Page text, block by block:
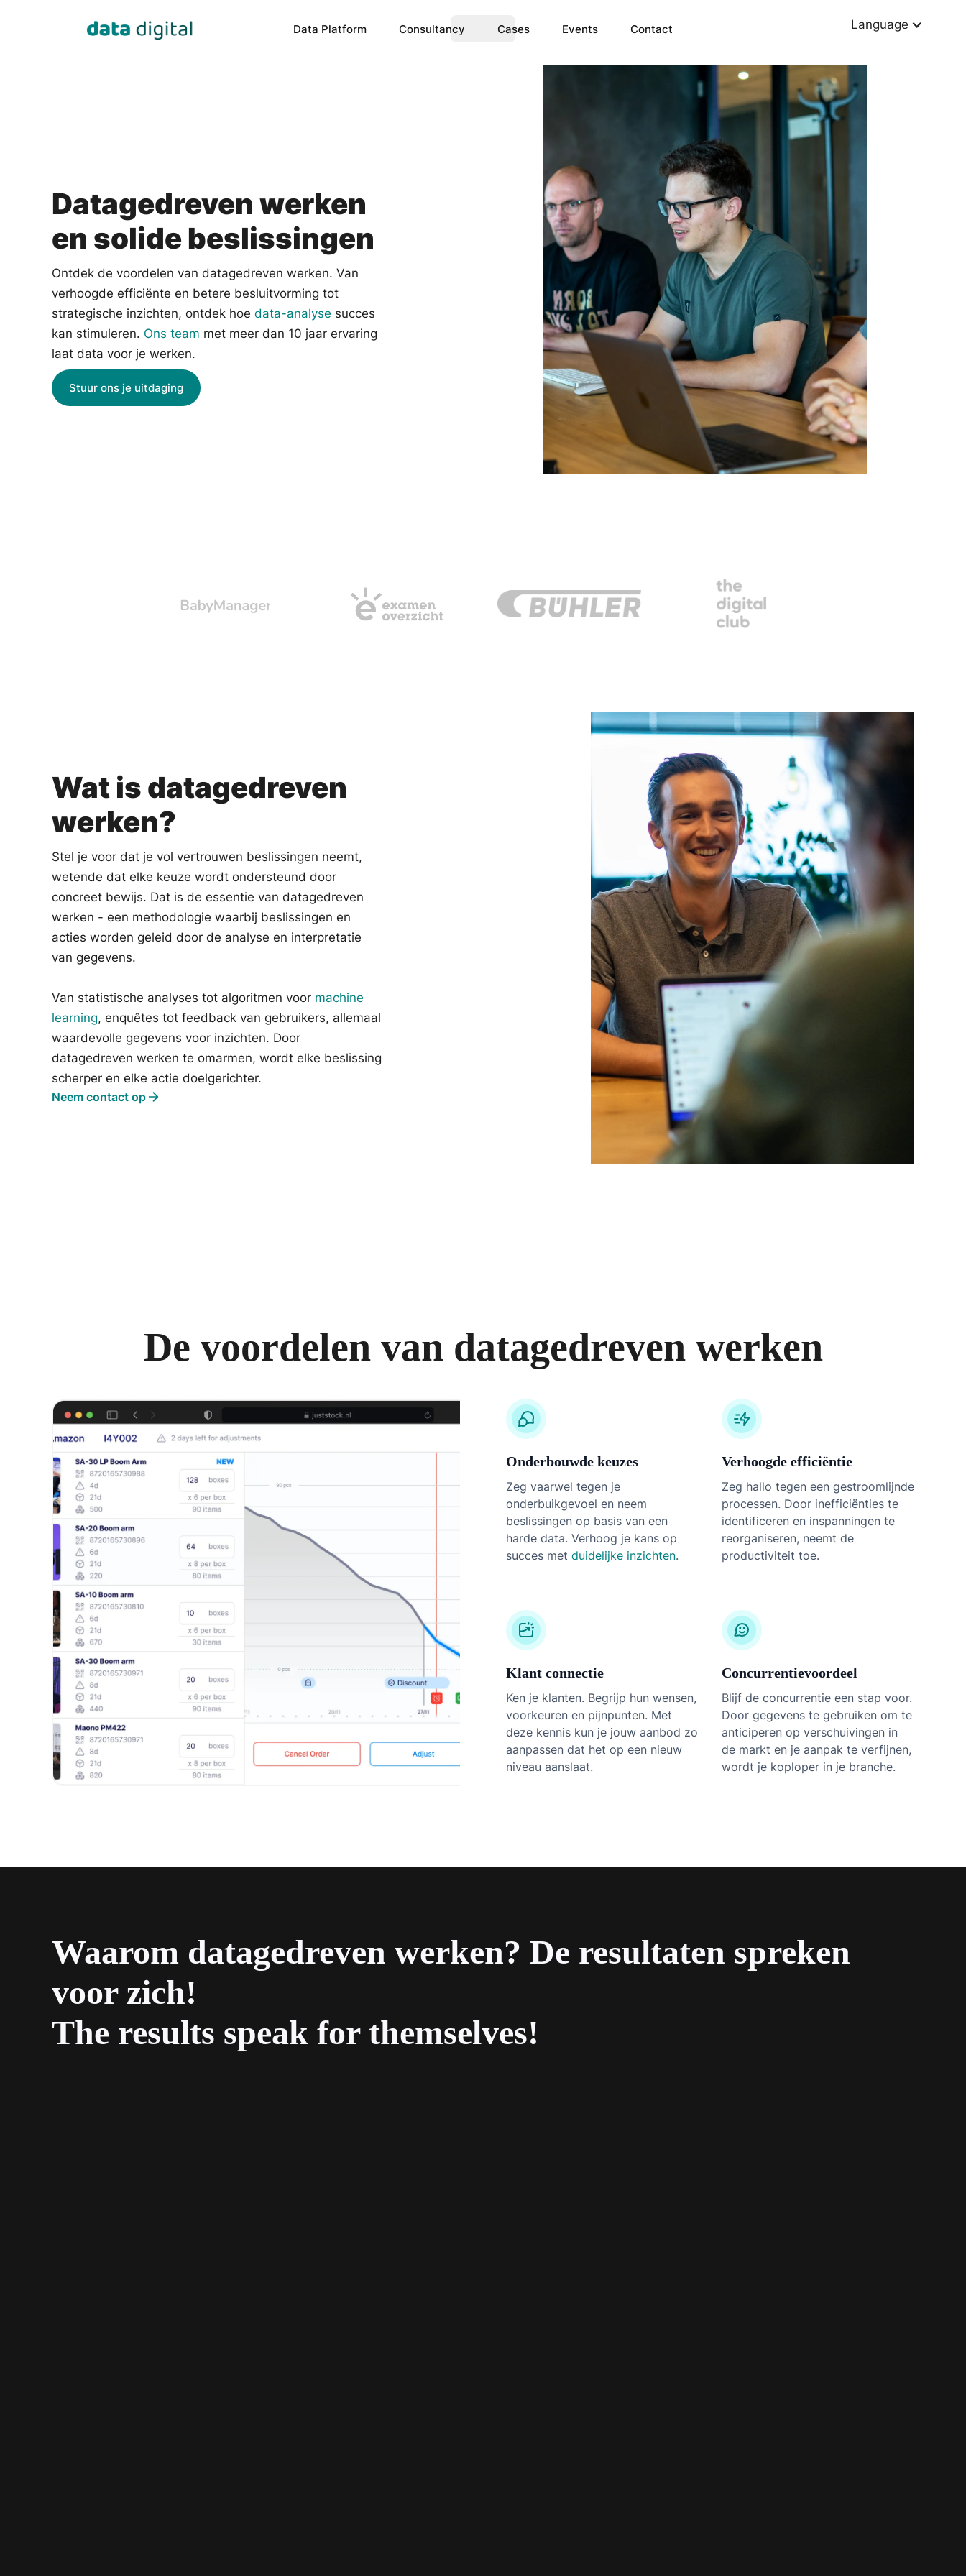
Data Platform Consultancy Cases Events Contact
Other services
Power BI
KPI dashboards
Data driven decision-making
Language
Datagedreven werken
en solide beslissingen
Ontdek de voordelen van datagedreven werken. Van
verhoogde efficiënte en betere besluitvorming tot
strategische inzichten, ontdek hoe data-analyse succes
kan stimuleren. Ons team met meer dan 10 jaar ervaring
laat data voor je werken.
Stuur ons je uitdaging
Wat is datagedreven
werken?
Stel je voor dat je vol vertrouwen beslissingen neemt,
wetende dat elke keuze wordt ondersteund door
concreet bewijs. Dat is de essentie van datagedreven
werken - een methodologie waarbij beslissingen en
acties worden geleid door de analyse en interpretatie
van gegevens.
Van statistische analyses tot algoritmen voor machine
learning, enquêtes tot feedback van gebruikers, allemaal
waardevolle gegevens voor inzichten. Door
datagedreven werken te omarmen, wordt elke beslissing
scherper en elke actie doelgerichter.
Neem contact op
De voordelen van datagedreven werken
Onderbouwde keuzes
Zeg vaarwel tegen je
onderbuikgevoel en neem
beslissingen op basis van een
harde data. Verhoog je kans op
succes met duidelijke inzichten.
Verhoogde efficiëntie
Zeg hallo tegen een gestroomlijnde
processen. Door inefficiënties te
identificeren en inspanningen te
reorganiseren, neemt de
productiviteit toe.
Klant connectie
Ken je klanten. Begrijp hun wensen,
voorkeuren en pijnpunten. Met
deze kennis kun je jouw aanbod zo
aanpassen dat het op een nieuw
niveau aanslaat.
Concurrentievoordeel
Blijf de concurrentie een stap voor.
Door gegevens te gebruiken om te
anticiperen op verschuivingen in
de markt en je aanpak te verfijnen,
wordt je koploper in je branche.
Waarom datagedreven werken? De resultaten spreken
voor zich!
The results speak for themselves!